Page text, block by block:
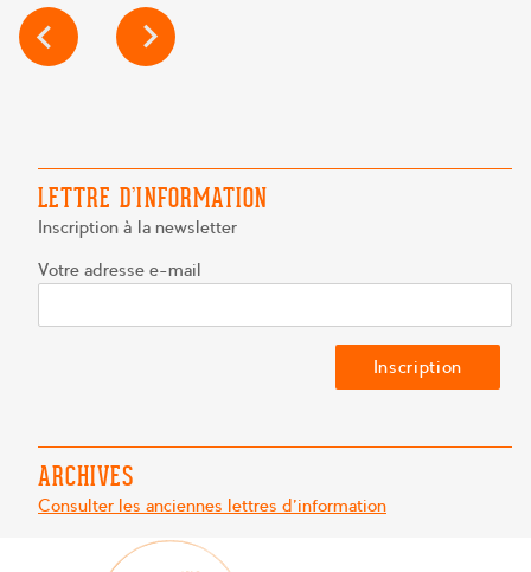
NAVIGATION
DE
LETTRE D’INFORMATION
Inscription à la newsletter
Votre adresse e-mail
ARCHIVES
Consulter les anciennes lettres d'information